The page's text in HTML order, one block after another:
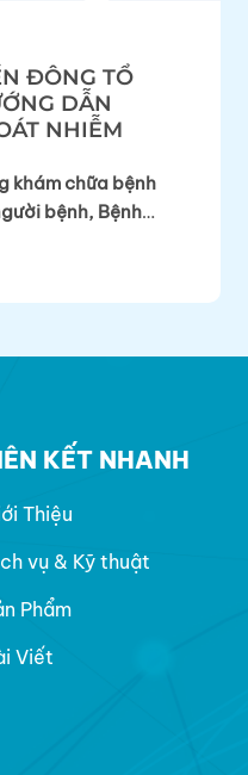
ĐÔNG TỔ
DẪN
NHIỄM
khám chữa bệnh
bệnh, Bệnh
kiểm soát
KẾT NHANH
Thiệu
vụ & Kỹ thuật
Phẩm
Viết